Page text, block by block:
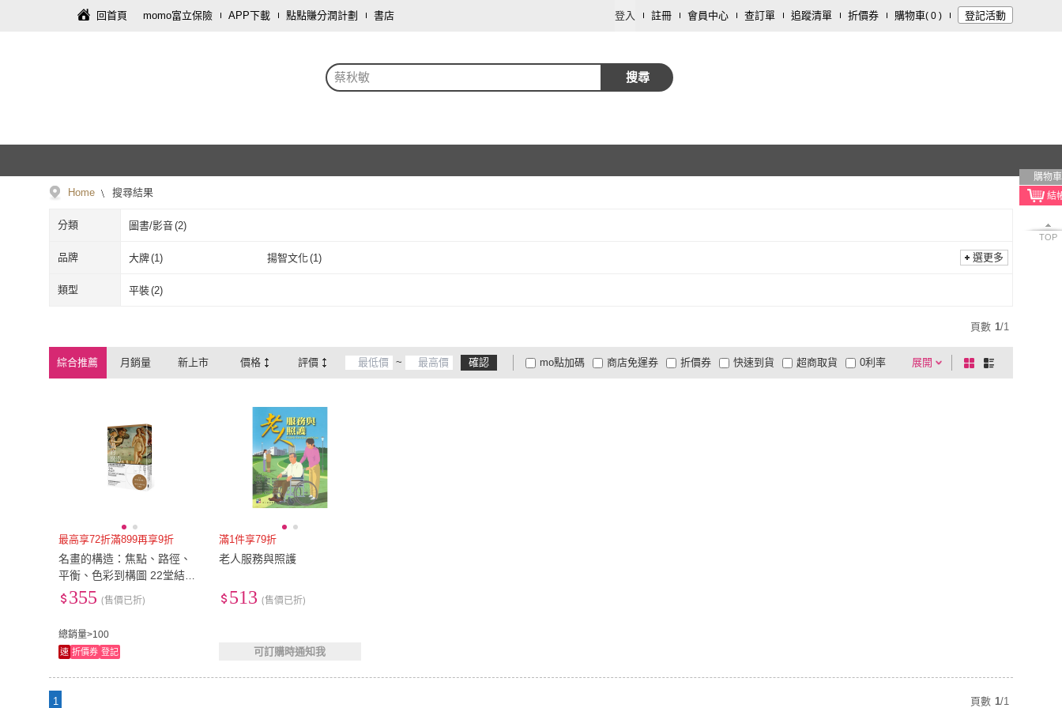
回首頁 momo富立保險 APP下載 點點賺分潤計劃 書店 登入 註冊 會員中心 查訂單 追蹤清單 折價券 購物車( 0 ) 登記活動
蔡秋敏 搜尋
購物車
TOP
Home 搜尋結果
分類 圖書/影音(2)
品牌 大牌(1) 揚智文化(1)
大牌
選更多
類型 平裝(2)
頁數 1/1
綜合推薦 月銷量 新上市 價格 評價 ~ 確認 展開
折價券
有影片
商品有量 電視購物
mo點加碼 快速到貨 超商取貨
大家電安心配
大家電快配
商店免運券 0利率
棋
盤
列
最高享72折滿899再享9折
名畫的構造：焦點、路徑、
平衡、色彩到構圖 22堂結合
「敏感度」與「邏輯訓練」
的視覺識讀課
總銷量>100
355 (售價已折)
速 折價券 登記
滿1件享79折
老人服務與照護
513 (售價已折)
可訂購時通知我
1 頁數 1/1